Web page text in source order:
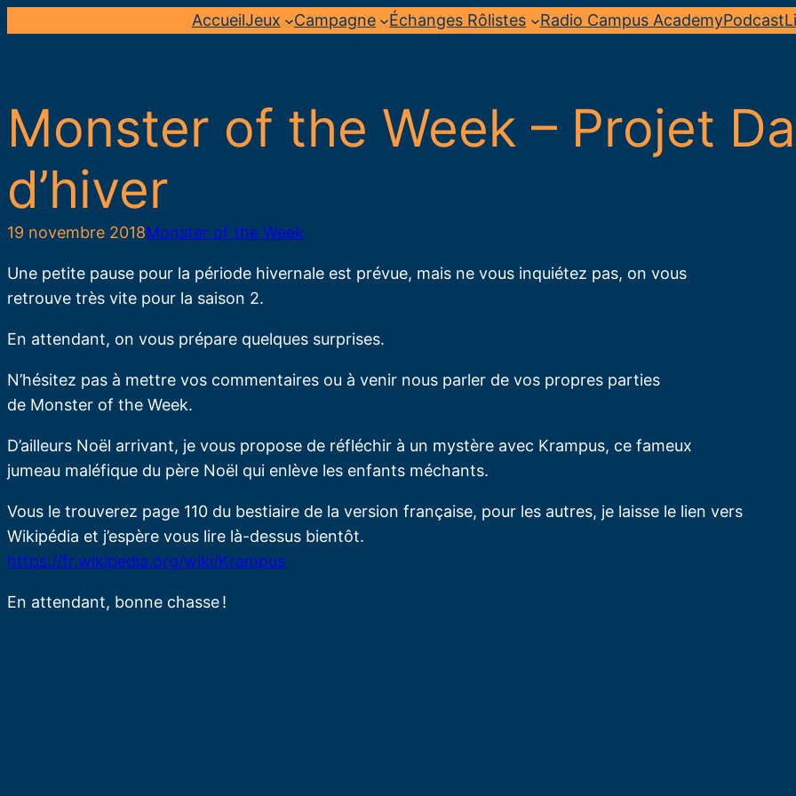
AccueilJeux Campagne Échanges Rôlistes Radio Campus AcademyPodcast
Monster of the Week – Projet
d’hiver
19 novembre 2018Monster of the Week
Une petite pause pour la période hivernale est prévue, mais ne vous inquiétez pas, on vous
retrouve très vite pour la saison 2.
En attendant, on vous prépare quelques surprises.
N’hésitez pas à mettre vos commentaires ou à venir nous parler de vos propres parties
de Monster of the Week.
D’ailleurs Noël arrivant, je vous propose de réfléchir à un mystère avec Krampus, ce fameux
jumeau maléfique du père Noël qui enlève les enfants méchants.
Vous le trouverez page 110 du bestiaire de la version française, pour les autres, je laisse le lien vers
Wikipédia et j’espère vous lire là-dessus bientôt.
https://fr.wikipedia.org/wiki/Krampus
En attendant, bonne chasse !